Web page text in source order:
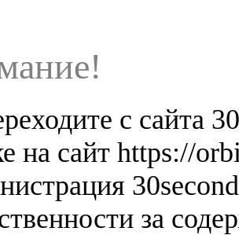
с сайта
на сайт https://
за